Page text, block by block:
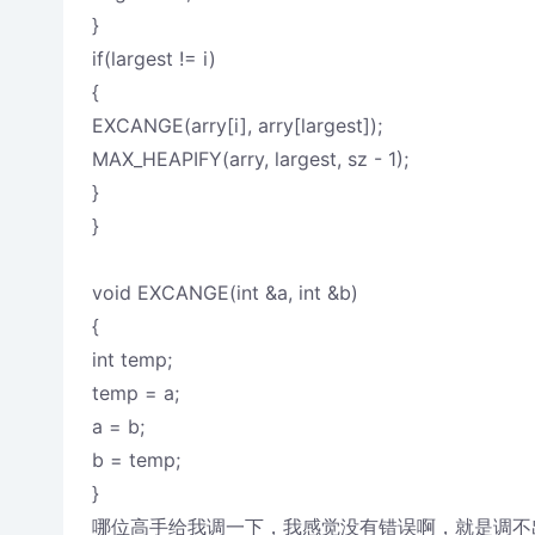
}
if(largest != i)
{
EXCANGE(arry[i], arry[largest]);
MAX_HEAPIFY(arry, largest, sz - 1);
}
}
void EXCANGE(int &a, int &b)
{
int temp;
temp = a;
a = b;
b = temp;
}
哪位高手给我调一下，我感觉没有错误啊，就是调